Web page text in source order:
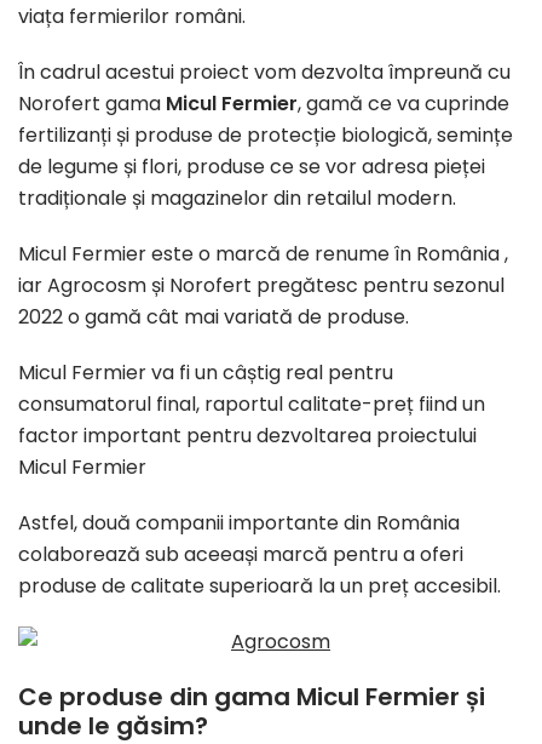
viața fermierilor români.
În cadrul acestui proiect vom dezvolta împreună cu
Norofert gama Micul Fermier, gamă ce va cuprinde
fertilizanți și produse de protecție biologică, semințe
de legume și flori, produse ce se vor adresa pieței
tradiționale și magazinelor din retailul modern.
Micul Fermier este o marcă de renume în România ,
iar Agrocosm și Norofert pregătesc pentru sezonul
2022 o gamă cât mai variată de produse.
Micul Fermier va fi un câștig real pentru
consumatorul final, raportul calitate-preț fiind un
factor important pentru dezvoltarea proiectului
Micul Fermier
Astfel, două companii importante din România
colaborează sub aceeași marcă pentru a oferi
produse de calitate superioară la un preț accesibil.
Ce produse din gama Micul Fermier și
unde le găsim?